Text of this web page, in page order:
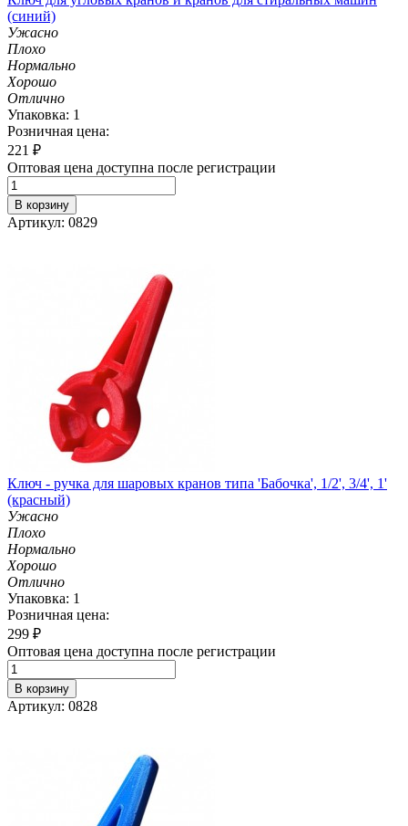
(синий)
Ужасно
Плохо
Нормально
Хорошо
Отлично
Упаковка: 1
Розничная цена:
221 ₽
Оптовая цена доступна после регистрации
В корзину
Артикул: 0829
Ключ - ручка для шаровых кранов типа 'Бабочка', 1/2', 3/4', 1'
(красный)
Ужасно
Плохо
Нормально
Хорошо
Отлично
Упаковка: 1
Розничная цена:
299 ₽
Оптовая цена доступна после регистрации
В корзину
Артикул: 0828